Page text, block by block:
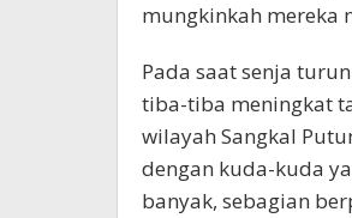
mungkinkah mereka
Pada saat senja
tiba-tiba meningkat
wilayah Sangkal
dengan kuda-kuda
banyak, sebagian